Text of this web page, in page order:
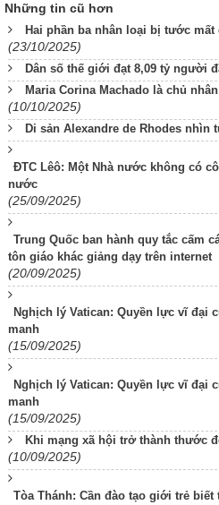
Những tin cũ hơn
Hai phần ba nhân loại bị tước
(23/10/2025)
Dân số thế giới đạt 8,09 tỷ người
Maria Corina Machado là chủ
(10/10/2025)
Di sản Alexandre de Rhodes nhìn
ĐTC Lêô: Một Nhà nước không có
nước
(25/09/2025)
Trung Quốc ban hành quy tắc cấm
tôn giáo khác giảng dạy trên internet
(20/09/2025)
Nghịch lý Vatican: Quyền lực vĩ đại
manh
(15/09/2025)
Nghịch lý Vatican: Quyền lực vĩ đại
manh
(15/09/2025)
Khi mạng xã hội trở thành thước
(10/09/2025)
Tòa Thánh: Cần đào tạo giới trẻ